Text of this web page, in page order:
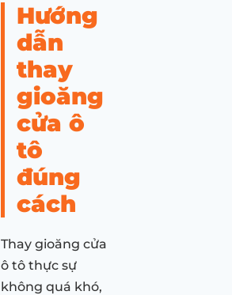
Hướng
dẫn
thay
gioăng
cửa ô
tô
đúng
cách
Thay gioăng cửa
ô tô thực sự
không quá khó,